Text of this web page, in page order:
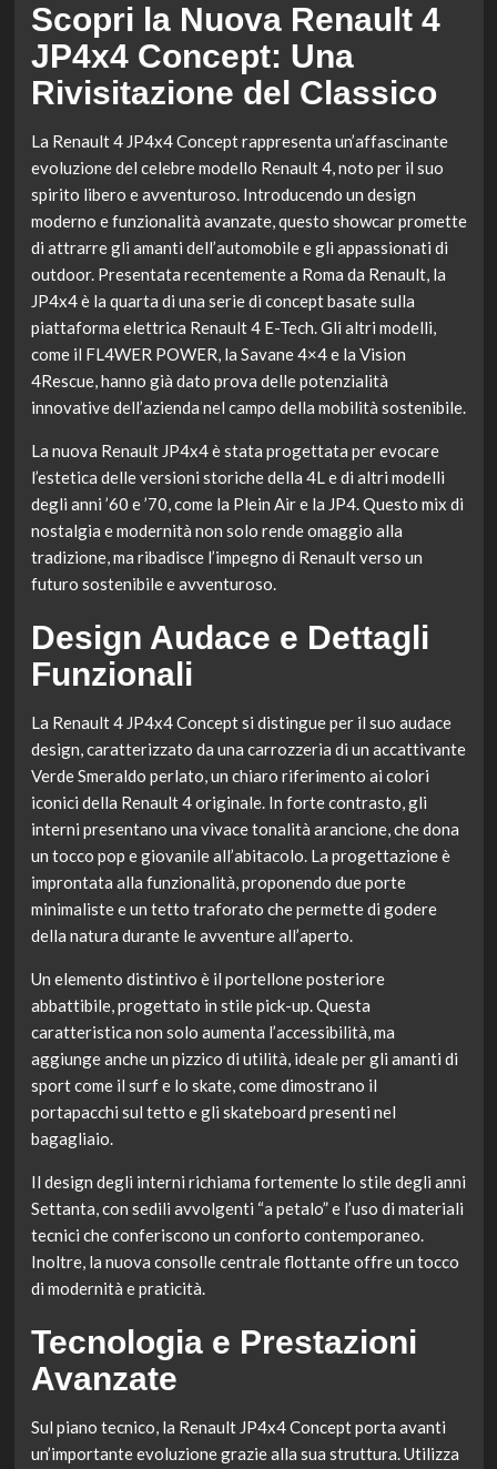
Scopri la Nuova Renault 4
JP4x4 Concept: Una
Rivisitazione del Classico
La Renault 4 JP4x4 Concept rappresenta un’affascinante
evoluzione del celebre modello Renault 4, noto per il suo
spirito libero e avventuroso. Introducendo un design
moderno e funzionalità avanzate, questo showcar promette
di attrarre gli amanti dell’automobile e gli appassionati di
outdoor. Presentata recentemente a Roma da Renault, la
JP4x4 è la quarta di una serie di concept basate sulla
piattaforma elettrica Renault 4 E-Tech. Gli altri modelli,
come il FL4WER POWER, la Savane 4×4 e la Vision
4Rescue, hanno già dato prova delle potenzialità
innovative dell’azienda nel campo della mobilità sostenibile.
La nuova Renault JP4x4 è stata progettata per evocare
l’estetica delle versioni storiche della 4L e di altri modelli
degli anni ’60 e ’70, come la Plein Air e la JP4. Questo mix di
nostalgia e modernità non solo rende omaggio alla
tradizione, ma ribadisce l’impegno di Renault verso un
futuro sostenibile e avventuroso.
Design Audace e Dettagli
Funzionali
La Renault 4 JP4x4 Concept si distingue per il suo audace
design, caratterizzato da una carrozzeria di un accattivante
Verde Smeraldo perlato, un chiaro riferimento ai colori
iconici della Renault 4 originale. In forte contrasto, gli
interni presentano una vivace tonalità arancione, che dona
un tocco pop e giovanile all’abitacolo. La progettazione è
improntata alla funzionalità, proponendo due porte
minimaliste e un tetto traforato che permette di godere
della natura durante le avventure all’aperto.
Un elemento distintivo è il portellone posteriore
abbattibile, progettato in stile pick-up. Questa
caratteristica non solo aumenta l’accessibilità, ma
aggiunge anche un pizzico di utilità, ideale per gli amanti di
sport come il surf e lo skate, come dimostrano il
portapacchi sul tetto e gli skateboard presenti nel
bagagliaio.
Il design degli interni richiama fortemente lo stile degli anni
Settanta, con sedili avvolgenti “a petalo” e l’uso di materiali
tecnici che conferiscono un conforto contemporaneo.
Inoltre, la nuova consolle centrale flottante offre un tocco
di modernità e praticità.
Tecnologia e Prestazioni
Avanzate
Sul piano tecnico, la Renault JP4x4 Concept porta avanti
un’importante evoluzione grazie alla sua struttura. Utilizza